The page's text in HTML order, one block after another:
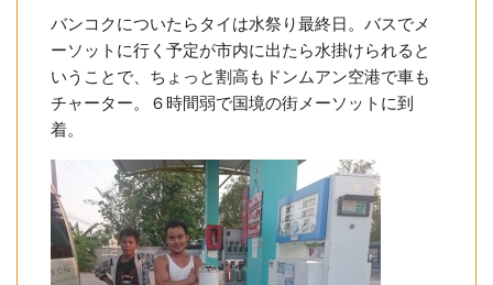
バンコクについたらタイは水祭り最終日。バスでメ
ーソットに行く予定が市内に出たら水掛けられると
いうことで、ちょっと割高もドンムアン空港で車も
チャーター。６時間弱で国境の街メーソットに到
着。